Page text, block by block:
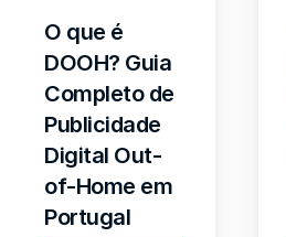
O que é
DOOH? Guia
Completo de
Publicidade
Digital Out-
of-Home em
Portugal